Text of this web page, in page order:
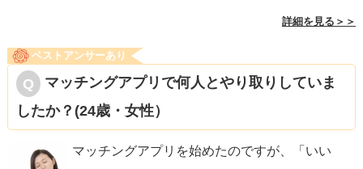
詳細を見る＞＞
ベストアンサーあり
マッチングアプリで何人とやり取りしていま
したか？(24歳・女性）
マッチングアプリを始めたのですが、「いい